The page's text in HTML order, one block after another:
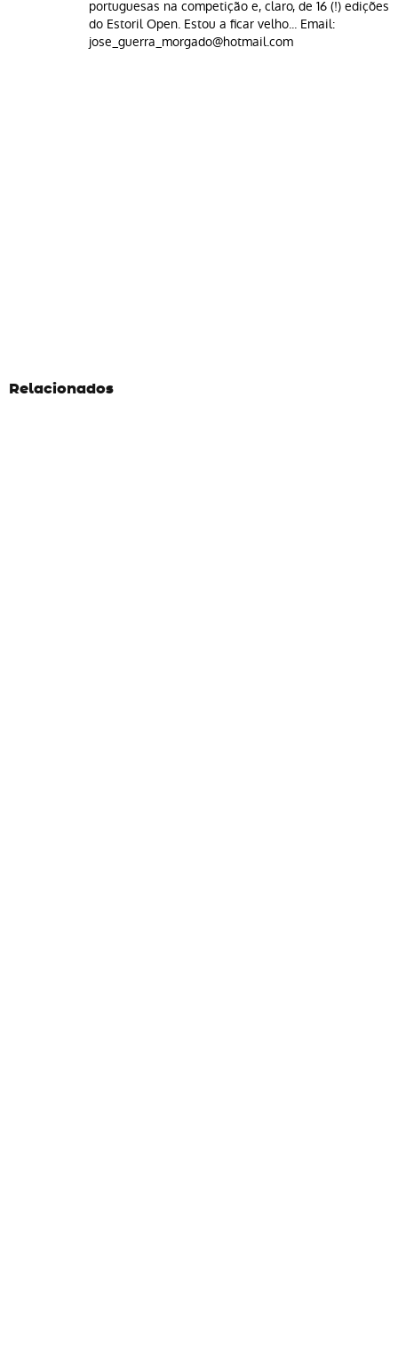
portuguesas na competição e, claro, de 16 (!) edições
do Estoril Open. Estou a ficar velho... Email:
jose_guerra_morgado@hotmail.com
Relacionados